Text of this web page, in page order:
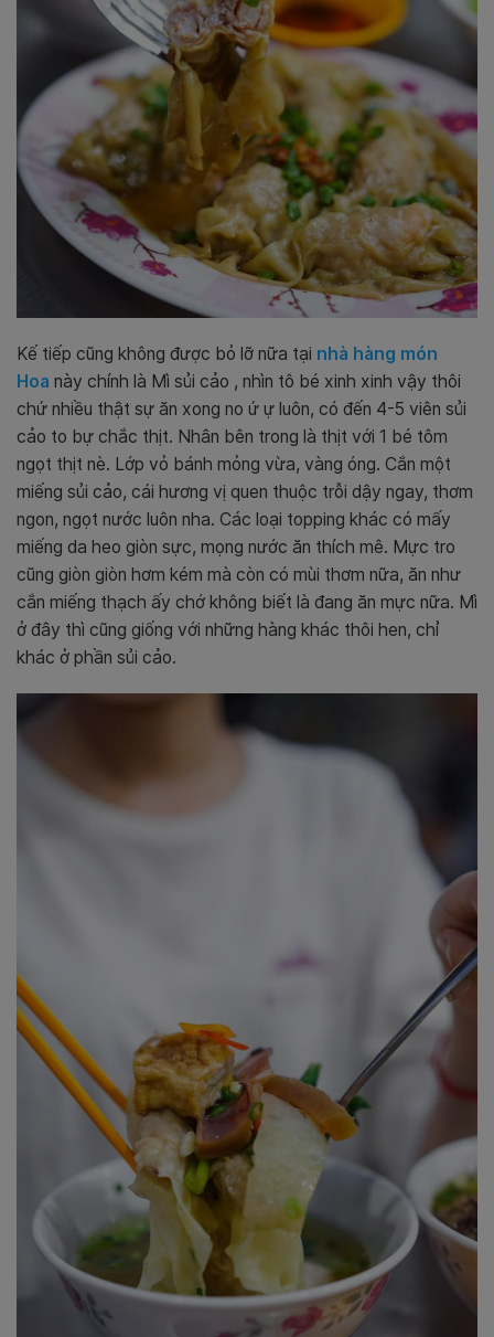
Kế tiếp cũng không được bỏ lỡ nữa tại nhà hàng món
Hoa này chính là Mì sủi cảo , nhìn tô bé xinh xinh vậy thôi
chứ nhiều thật sự ăn xong no ứ ự luôn, có đến 4-5 viên sủi
cảo to bự chắc thịt. Nhân bên trong là thịt với 1 bé tôm
ngọt thịt nè. Lớp vỏ bánh mỏng vừa, vàng óng. Cắn một
miếng sủi cảo, cái hương vị quen thuộc trỗi dậy ngay, thơm
ngon, ngọt nước luôn nha. Các loại topping khác có mấy
miếng da heo giòn sực, mọng nước ăn thích mê. Mực tro
cũng giòn giòn hơm kém mà còn có mùi thơm nữa, ăn như
cắn miếng thạch ấy chớ không biết là đang ăn mực nữa. Mì
ở đây thì cũng giống với những hàng khác thôi hen, chỉ
khác ở phần sủi cảo.